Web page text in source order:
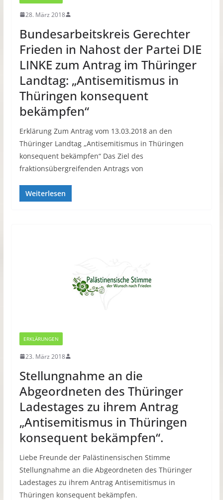
28. März 2018
Bundesarbeitskreis Gerechter
Frieden in Nahost der Partei DIE
LINKE zum Antrag im Thüringer
Landtag: „Antisemitismus in
Thüringen konsequent
bekämpfen“
Erklärung Zum Antrag vom 13.03.2018 an den
Thüringer Landtag „Antisemitismus in Thüringen
konsequent bekämpfen“ Das Ziel des
fraktionsübergreifenden Antrags von
Weiterlesen
ERKLÄRUNGEN
23. März 2018
Stellungnahme an die
Abgeordneten des Thüringer
Ladestages zu ihrem Antrag
„Antisemitismus in Thüringen
konsequent bekämpfen“.
Liebe Freunde der Palästinensischen Stimme
Stellungnahme an die Abgeordneten des Thüringer
Ladestages zu ihrem Antrag Antisemitismus in
Thüringen konsequent bekämpfen.